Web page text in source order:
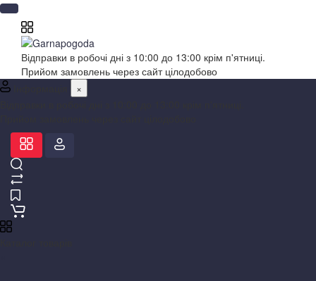
Відправки в робочі дні з 10:00 до 13:00 крім п'ятниці.
Прийом замовлень через сайт цілодобово
×